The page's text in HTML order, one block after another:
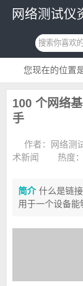
网络测试仪
您现在的位置是
100 个网络
手
作者：网络测
术新闻
热度
简介 什么是链
用于一个设备能